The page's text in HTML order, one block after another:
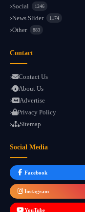
Social 1246
News Slider 1174
Other 883
Contact
Contact Us
About Us
Advertise
Privacy Policy
Sitemap
Social Media
Facebook
Instagram
YouTube